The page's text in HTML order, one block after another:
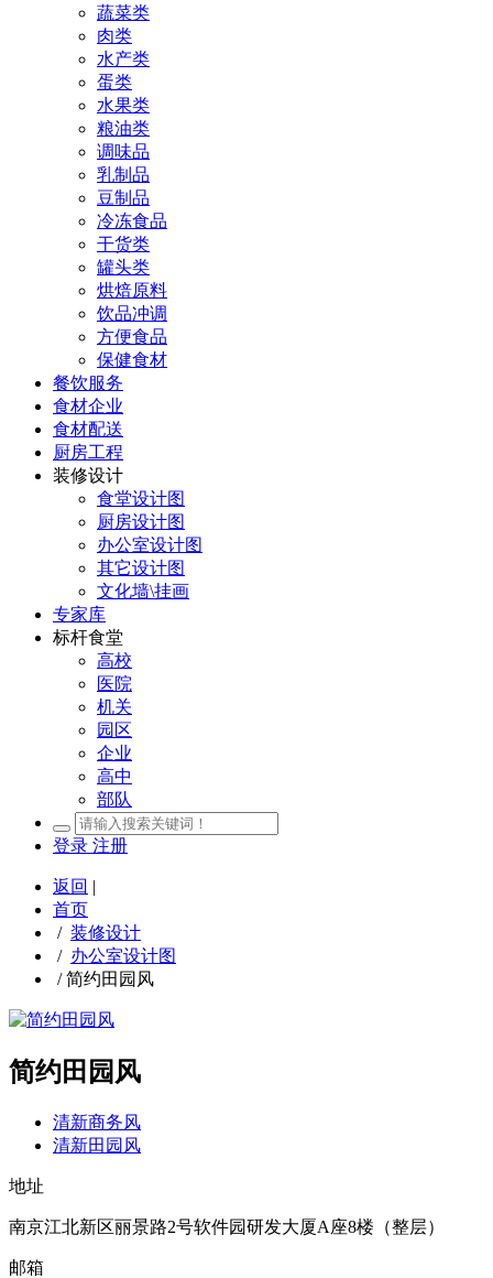
蔬菜类
肉类
水产类
蛋类
水果类
粮油类
调味品
乳制品
豆制品
冷冻食品
干货类
罐头类
烘焙原料
饮品冲调
方便食品
保健食材
餐饮服务
食材企业
食材配送
厨房工程
装修设计
食堂设计图
厨房设计图
办公室设计图
其它设计图
文化墙\挂画
专家库
标杆食堂
高校
医院
机关
园区
企业
高中
部队
登录 注册
返回 |
首页
/ 装修设计
/ 办公室设计图
/简约田园风
简约田园风
清新商务风
清新田园风
地址
南京江北新区丽景路2号软件园研发大厦A座8楼（整层）
邮箱